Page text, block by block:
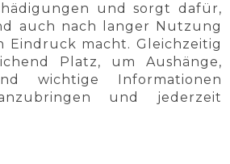
und sorgt dafür,
auch nach langer Nutzung
Eindruck macht. Gleichzeitig
Platz, um Aushänge,
wichtige Informationen
und jederzeit